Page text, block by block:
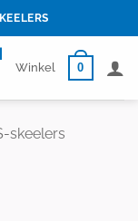
Winkel 0
skeelers